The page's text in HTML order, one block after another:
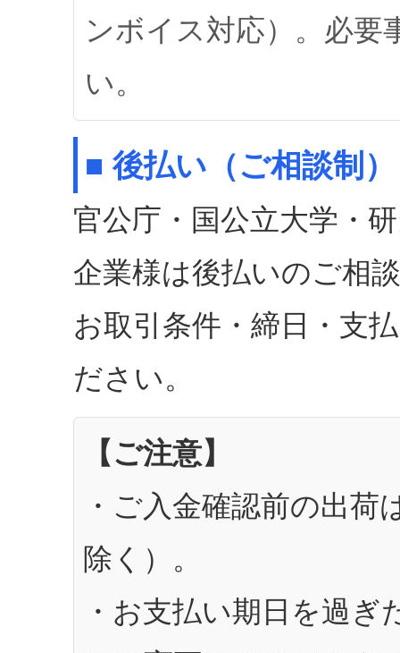
ンボイス対応）。必要
い。
■ 後払い（ご相談制）
官公庁・国公立大学・
企業様は後払いのご相
お取引条件・締日・支
ださい。
【ご注意】
・ご入金確認前の出
除く）。
・お支払い期日を過